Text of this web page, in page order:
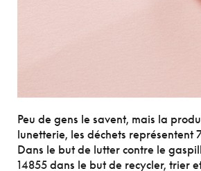
Peu de gens le savent, mais la
lunetterie, les déchets
Dans le but de lutter contre le
14855 dans le but de recycler, trier